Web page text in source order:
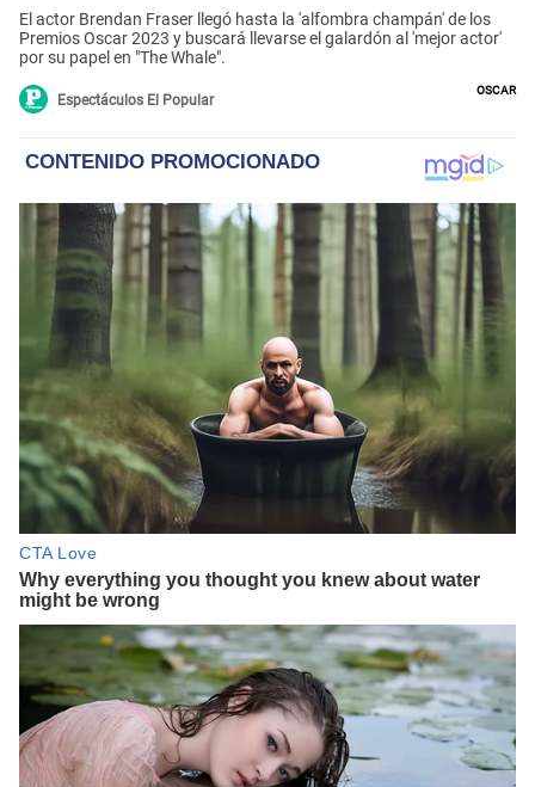
El actor Brendan Fraser llegó hasta la 'alfombra champán' de los
Premios Oscar 2023 y buscará llevarse el galardón al 'mejor actor'
por su papel en "The Whale".
Espectáculos El Popular
Oscar